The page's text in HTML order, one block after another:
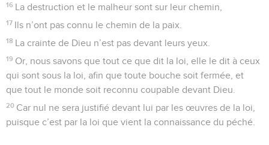
16 La destruction et le malheur sont sur leur chemin,
17 Ils n’ont pas connu le chemin de la paix.
18 La crainte de Dieu n’est pas devant leurs yeux.
19 Or, nous savons que tout ce que dit la loi, elle le dit à ceux
qui sont sous la loi, afin que toute bouche soit fermée, et
que tout le monde soit reconnu coupable devant Dieu.
20 Car nul ne sera justifié devant lui par les œuvres de la loi,
puisque c’est par la loi que vient la connaissance du péché.